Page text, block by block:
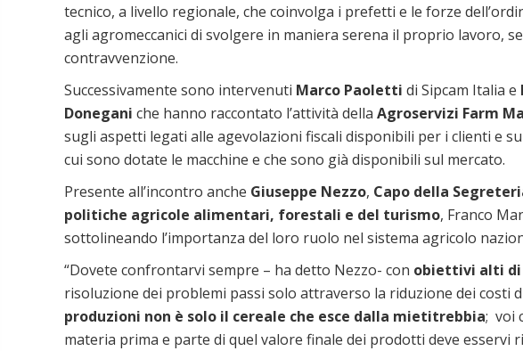
tecnico, a livello regionale, che coinvolga i prefetti e le forze
agli agromeccanici di svolgere in maniera serena il proprio lavoro,
contravvenzione.
Successivamente sono intervenuti Marco Paoletti di Sipcam Italia e
Donegani che hanno raccontato l’attività della Agroservizi Farm
sugli aspetti legati alle agevolazioni fiscali disponibili per i clienti e
cui sono dotate le macchine e che sono già disponibili sul mercato.
Presente all’incontro anche Giuseppe Nezzo, Capo della
politiche agricole alimentari, forestali e del turismo, Franco
sottolineando l’importanza del loro ruolo nel sistema agricolo
“Dovete confrontarvi sempre – ha detto Nezzo- con obiettivi alti
risoluzione dei problemi passi solo attraverso la riduzione dei costi
produzioni non è solo il cereale che esce dalla mietitrebbia; voi
materia prima e parte di quel valore finale dei prodotti deve esservi